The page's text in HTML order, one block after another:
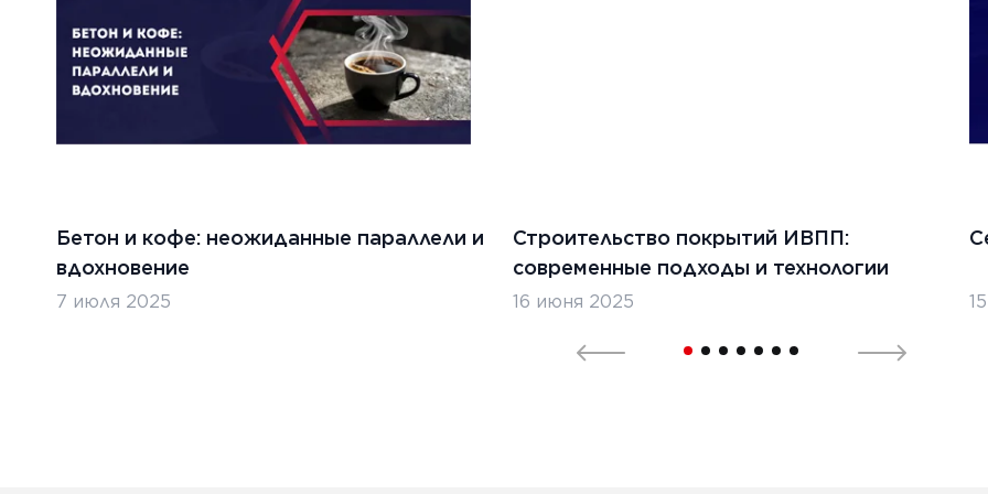
Бетон и кофе: неожиданные параллели и
вдохновение
7 июля 2025
Строительство покрытий ИВПП:
современные подходы и технологии
16 июня 2025